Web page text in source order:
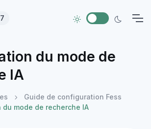
du mode de
IA
Guide de configuration Fess
mode de recherche IA